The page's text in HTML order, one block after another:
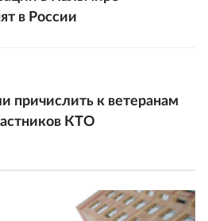
в России
причислить к ветеранам
КТО